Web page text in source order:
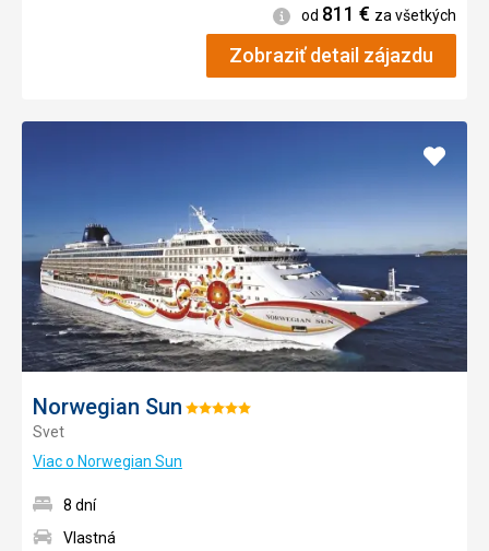
Informácie
od 811 € za všetkých
Zobraziť detail zájazdu
Norwegian Sun Hodnotenie:
Svet
Viac o Norwegian Sun
Pridať
8 dní
Vlastná